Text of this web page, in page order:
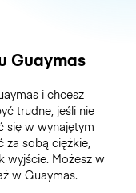
Guaymas
i chcesz
trudne, jeśli nie
się w wynajętym
za sobą ciężkie,
wyjście. Możesz w
w Guaymas.